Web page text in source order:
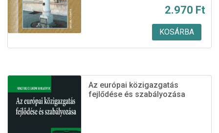
2.970 Ft
KOSÁRBA
több
variációja
van.
Az európai közigazgatás
fejlődése és szabályozása